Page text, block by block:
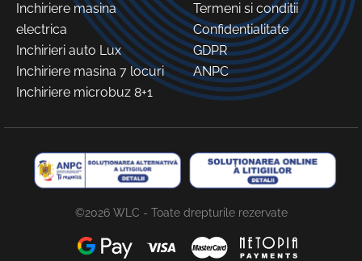
Inchiriere masina
electrica
Inchirieri auto Lux
Inchiriere masina 7 locuri
Inchiriere microbuz 8+1
Termeni si conditii
Confidentialitate
GDPR
ANPC
©2026 WLC - Toate drepturile rezervate